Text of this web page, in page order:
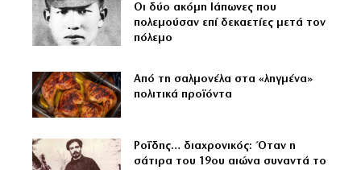
Οι δύο ακόμη Ιάπωνες που
πολεμούσαν επί δεκαετίες μετά τον
πόλεμο
Από τη σαλμονέλα στα «ληγμένα»
πολιτικά προϊόντα
Ροΐδης… διαχρονικός: Όταν η
σάτιρα του 19ου αιώνα συναντά το